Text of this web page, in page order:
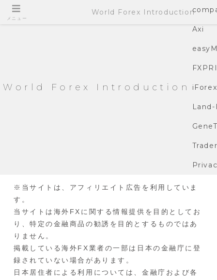
World Forex Introduction
Axi
iForex
Land-
※当サイトは、アフィリエイト広告を利用していま
す。
当サイトは海外FXに関する情報提供を目的としてお
り、特定の金融商品の勧誘を目的とするものではあ
りません。
掲載している海外FX業者の一部は日本の金融庁に登
録されていない場合があります。
日本居住者による利用については、金融庁および各
メニュー
World Forex Introduction